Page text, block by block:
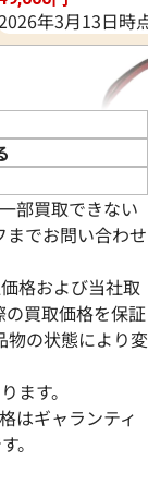
年3月13日時
イ・ヴィトン
参考買取価格
部買取できない
でお問い合わせ
格および当社取
買取価格を保証
物の状態により変
ます。
はギャランティ
。